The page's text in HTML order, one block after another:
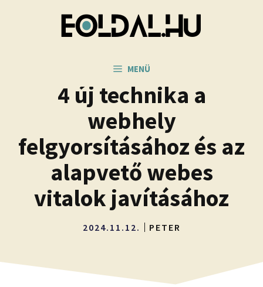
MENÜ
4 új technika a
webhely
felgyorsításához és az
alapvető webes
vitalok javításához
2024.11.12. PETER